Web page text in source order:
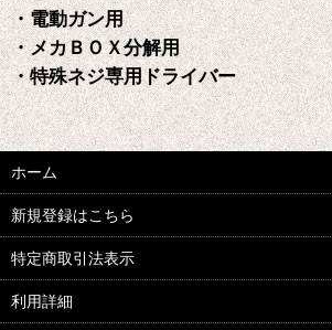
・電動ガン用
・メカＢＯＸ分解用
・特殊ネジ専用ドライバー
ホーム
新規登録はこちら
特定商取引法表示
利用詳細